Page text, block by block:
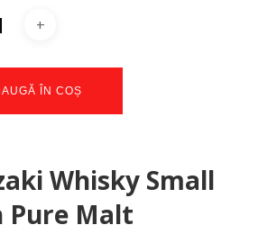
ÎN COȘ
Whisky Small
Pure Malt